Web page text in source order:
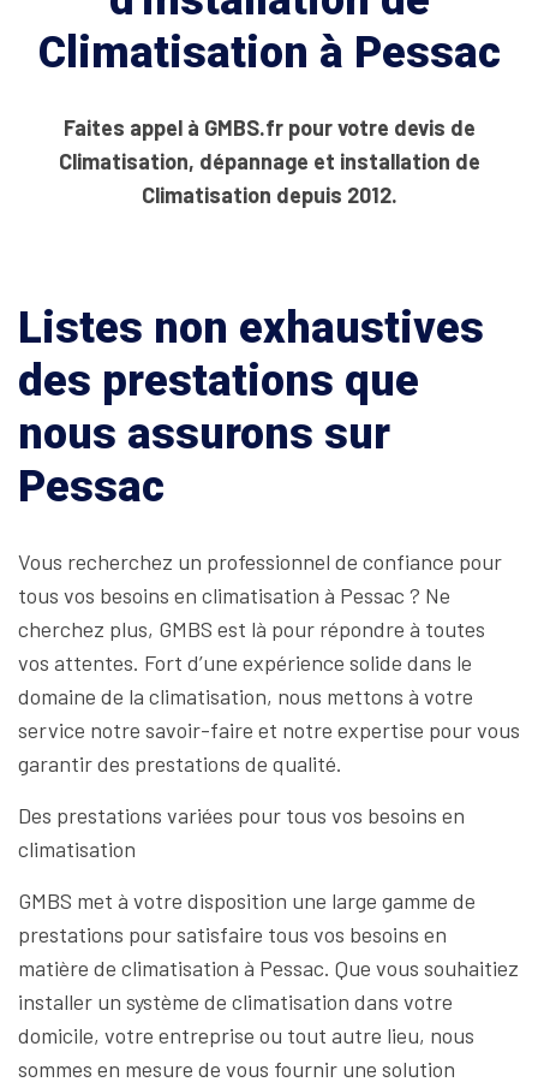
Climatisation à Pessac
Faites appel à GMBS.fr pour votre devis de
Climatisation, dépannage et installation de
Climatisation depuis 2012.
Listes non exhaustives
des prestations que
nous assurons sur
Pessac
Vous recherchez un professionnel de confiance pour
tous vos besoins en climatisation à Pessac ? Ne
cherchez plus, GMBS est là pour répondre à toutes
vos attentes. Fort d’une expérience solide dans le
domaine de la climatisation, nous mettons à votre
service notre savoir-faire et notre expertise pour vous
garantir des prestations de qualité.
Des prestations variées pour tous vos besoins en
climatisation
GMBS met à votre disposition une large gamme de
prestations pour satisfaire tous vos besoins en
matière de climatisation à Pessac. Que vous souhaitiez
installer un système de climatisation dans votre
domicile, votre entreprise ou tout autre lieu, nous
sommes en mesure de vous fournir une solution